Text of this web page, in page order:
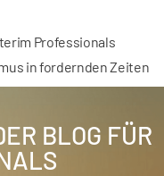
Professionals
in fordernden Zeiten
BLOG FÜR